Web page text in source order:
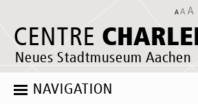
CENTRE
Neues Stadtmuseum Aachen
NAVIGATION